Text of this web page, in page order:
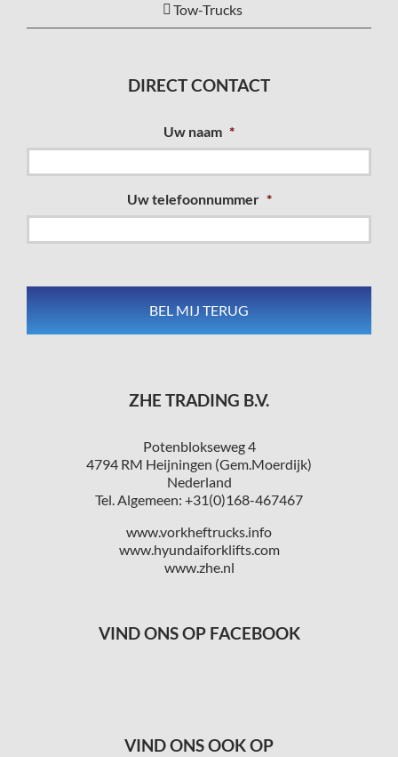
Tow-Trucks
DIRECT CONTACT
Uw naam *
Uw telefoonnummer *
ZHE TRADING B.V.
Potenblokseweg 4
4794 RM Heijningen (Gem.Moerdijk)
Nederland
Tel. Algemeen: +31(0)168-467467
www.vorkheftrucks.info
www.hyundaiforklifts.com
www.zhe.nl
VIND ONS OP FACEBOOK
VIND ONS OOK OP